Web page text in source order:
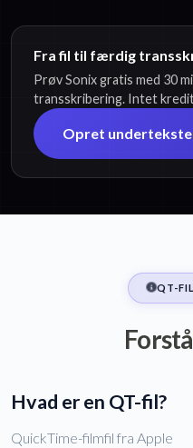
Fra fil til færdig
Prøv Sonix gratis med 30
transskribering. Intet
Opret
QT-
Forstå
Hvad er en QT-fil?
QuickTime-filmfil fra Apple